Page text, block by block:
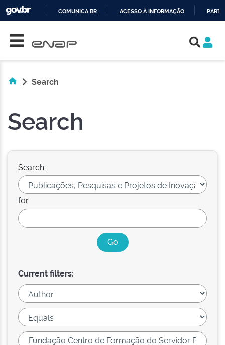
COMUNICA BR ACESSO À INFORMAÇÃO
Search
Search
Search:
for
Current filters: